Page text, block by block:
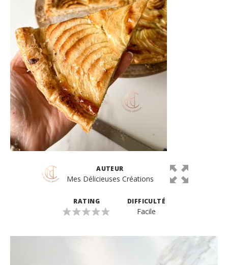
AUTEUR
Mes Délicieuses Créations
RATING DIFFICULTÉ
Facile